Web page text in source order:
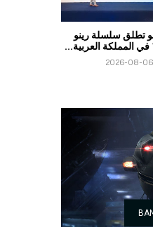
تطلق سلسلة رينو
2026-08-06